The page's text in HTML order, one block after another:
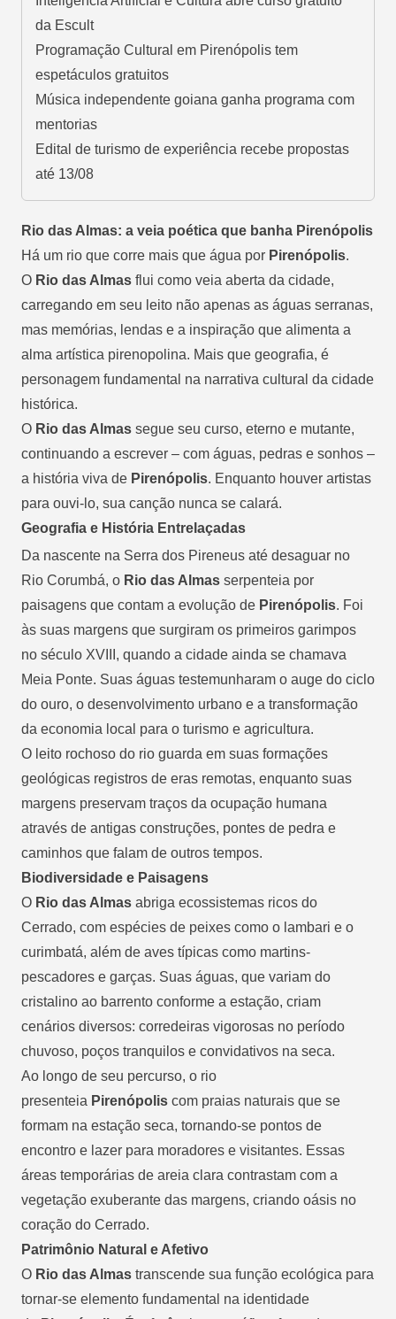
da Escult
Programação Cultural em Pirenópolis tem
espetáculos gratuitos
Música independente goiana ganha programa com
mentorias
Edital de turismo de experiência recebe propostas
até 13/08
Rio das Almas: a veia poética que banha Pirenópolis
Há um rio que corre mais que água por Pirenópolis.
O Rio das Almas flui como veia aberta da cidade,
carregando em seu leito não apenas as águas serranas,
mas memórias, lendas e a inspiração que alimenta a
alma artística pirenopolina. Mais que geografia, é
personagem fundamental na narrativa cultural da cidade
histórica.
O Rio das Almas segue seu curso, eterno e mutante,
continuando a escrever – com águas, pedras e sonhos –
a história viva de Pirenópolis. Enquanto houver artistas
para ouvi-lo, sua canção nunca se calará.
Geografia e História Entrelaçadas
Da nascente na Serra dos Pireneus até desaguar no
Rio Corumbá, o Rio das Almas serpenteia por
paisagens que contam a evolução de Pirenópolis. Foi
às suas margens que surgiram os primeiros garimpos
no século XVIII, quando a cidade ainda se chamava
Meia Ponte. Suas águas testemunharam o auge do ciclo
do ouro, o desenvolvimento urbano e a transformação
da economia local para o turismo e agricultura.
O leito rochoso do rio guarda em suas formações
geológicas registros de eras remotas, enquanto suas
margens preservam traços da ocupação humana
através de antigas construções, pontes de pedra e
caminhos que falam de outros tempos.
Biodiversidade e Paisagens
O Rio das Almas abriga ecossistemas ricos do
Cerrado, com espécies de peixes como o lambari e o
curimbatá, além de aves típicas como martins-
pescadores e garças. Suas águas, que variam do
cristalino ao barrento conforme a estação, criam
cenários diversos: corredeiras vigorosas no período
chuvoso, poços tranquilos e convidativos na seca.
Ao longo de seu percurso, o rio
presenteia Pirenópolis com praias naturais que se
formam na estação seca, tornando-se pontos de
encontro e lazer para moradores e visitantes. Essas
áreas temporárias de areia clara contrastam com a
vegetação exuberante das margens, criando oásis no
coração do Cerrado.
Patrimônio Natural e Afetivo
O Rio das Almas transcende sua função ecológica para
tornar-se elemento fundamental na identidade